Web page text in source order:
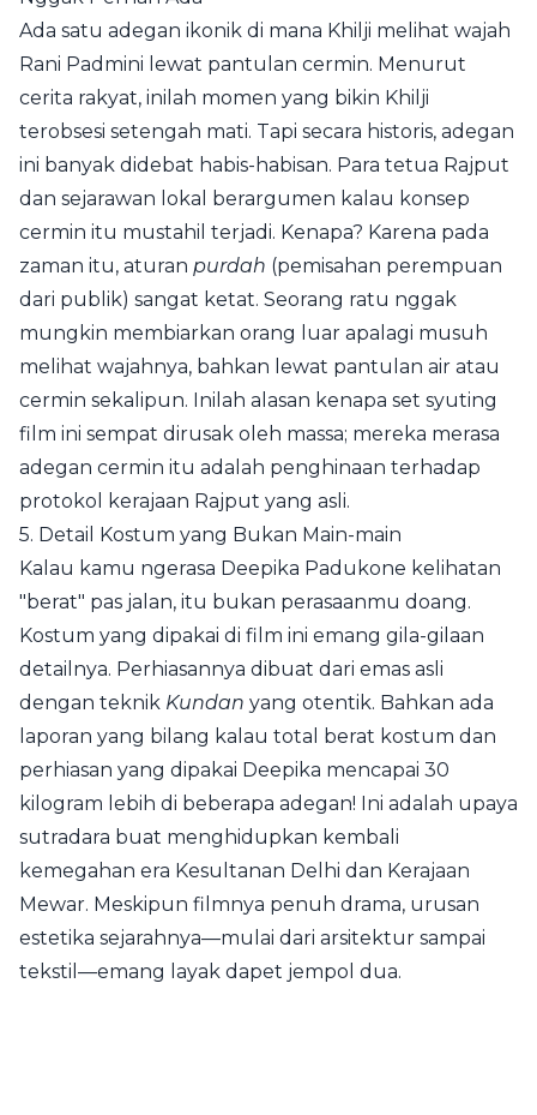
Ada satu adegan ikonik di mana Khilji melihat wajah
Rani Padmini lewat pantulan cermin. Menurut
cerita rakyat, inilah momen yang bikin Khilji
terobsesi setengah mati. Tapi secara historis, adegan
ini banyak didebat habis-habisan. Para tetua Rajput
dan sejarawan lokal berargumen kalau konsep
cermin itu mustahil terjadi. Kenapa? Karena pada
zaman itu, aturan purdah (pemisahan perempuan
dari publik) sangat ketat. Seorang ratu nggak
mungkin membiarkan orang luar apalagi musuh
melihat wajahnya, bahkan lewat pantulan air atau
cermin sekalipun. Inilah alasan kenapa set syuting
film ini sempat dirusak oleh massa; mereka merasa
adegan cermin itu adalah penghinaan terhadap
protokol kerajaan Rajput yang asli.
5. Detail Kostum yang Bukan Main-main
Kalau kamu ngerasa Deepika Padukone kelihatan
"berat" pas jalan, itu bukan perasaanmu doang.
Kostum yang dipakai di film ini emang gila-gilaan
detailnya. Perhiasannya dibuat dari emas asli
dengan teknik Kundan yang otentik. Bahkan ada
laporan yang bilang kalau total berat kostum dan
perhiasan yang dipakai Deepika mencapai 30
kilogram lebih di beberapa adegan! Ini adalah upaya
sutradara buat menghidupkan kembali
kemegahan era Kesultanan Delhi dan Kerajaan
Mewar. Meskipun filmnya penuh drama, urusan
estetika sejarahnya—mulai dari arsitektur sampai
tekstil—emang layak dapet jempol dua.